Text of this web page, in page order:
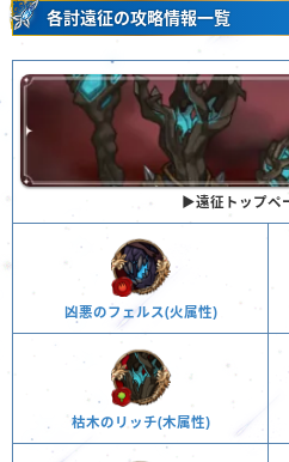
各討遠征の攻略情報一覧
▶︎遠征トップペ
凶悪のフェルス(火属性)
枯木のリッチ(木属性)